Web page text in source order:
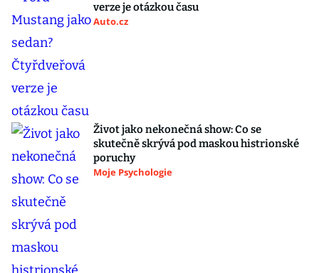
verze je otázkou času
Auto.cz
Život jako nekonečná show: Co se
skutečně skrývá pod maskou histrionské
poruchy
Moje Psychologie